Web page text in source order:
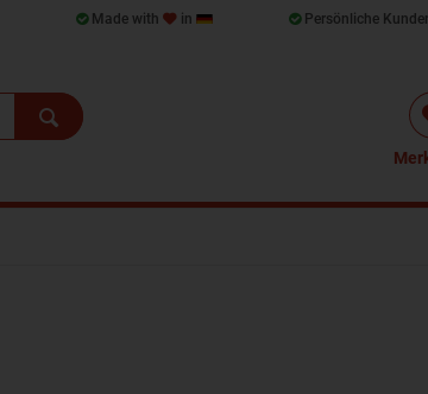
Made with in Persönliche